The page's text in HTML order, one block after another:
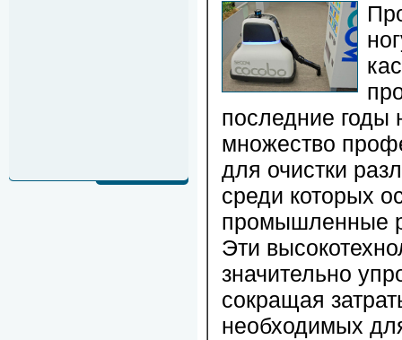
последние годы
множество
для очистки
среди которых
промышленные
Эти
значительно
сокращая
необходимых